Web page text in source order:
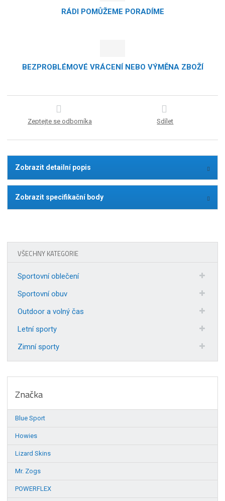
RÁDI POMŮŽEME PORADÍME
BEZPROBLÉMOVÉ VRÁCENÍ NEBO VÝMĚNA ZBOŽÍ
Zeptejte se odborníka Sdílet
Zobrazit detailní popis
Zobrazit specifikační body
VŠECHNY KATEGORIE
Sportovní oblečení
Sportovní obuv
Outdoor a volný čas
Letní sporty
Zimní sporty
Značka
Blue Sport
Howies
Lizard Skins
Mr. Zogs
POWERFLEX